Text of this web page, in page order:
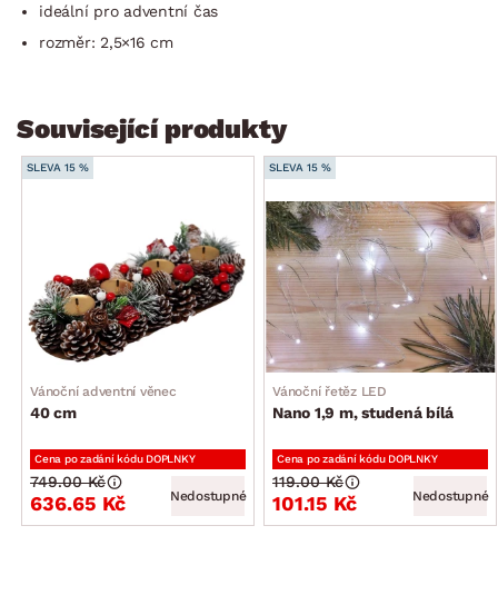
ideální pro adventní čas
rozměr: 2,5×16 cm
Související produkty
SLEVA 15 %
Vánoční adventní věnec
40 cm
Cena po zadání kódu DOPLNKY
636.65 Kč
749.00 Kč
Nedostupné
SLEVA 15 %
Vánoční řetěz LED
Nano 1,9 m, studená bílá
Cena po zadání kódu DOPLNKY
101.15 Kč
119.00 Kč
Nedostupné